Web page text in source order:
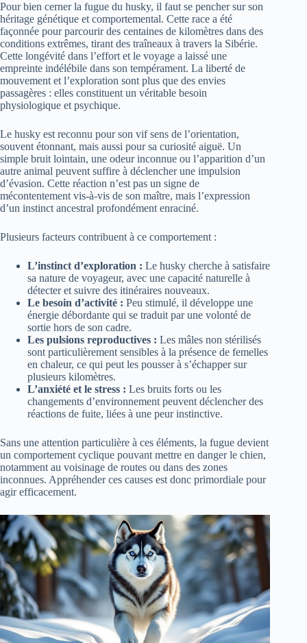
Pour bien cerner la fugue du husky, il faut se pencher sur son
héritage génétique et comportemental. Cette race a été
façonnée pour parcourir des centaines de kilomètres dans des
conditions extrêmes, tirant des traîneaux à travers la Sibérie.
Cette longévité dans l’effort et le voyage a laissé une
empreinte indélébile dans son tempérament. La liberté de
mouvement et l’exploration sont plus que des envies
passagères : elles constituent un véritable besoin
physiologique et psychique.
Le husky est reconnu pour son vif sens de l’orientation,
souvent étonnant, mais aussi pour sa curiosité aiguë. Un
simple bruit lointain, une odeur inconnue ou l’apparition d’un
autre animal peuvent suffire à déclencher une impulsion
d’évasion. Cette réaction n’est pas un signe de
mécontentement vis-à-vis de son maître, mais l’expression
d’un instinct ancestral profondément enraciné.
Plusieurs facteurs contribuent à ce comportement :
L’instinct d’exploration : Le husky cherche à satisfaire
sa nature de voyageur, avec une capacité naturelle à
détecter et suivre des itinéraires nouveaux.
Le besoin d’activité : Peu stimulé, il développe une
énergie débordante qui se traduit par une volonté de
sortie hors de son cadre.
Les pulsions reproductives : Les mâles non stérilisés
sont particulièrement sensibles à la présence de femelles
en chaleur, ce qui peut les pousser à s’échapper sur
plusieurs kilomètres.
L’anxiété et le stress : Les bruits forts ou les
changements d’environnement peuvent déclencher des
réactions de fuite, liées à une peur instinctive.
Sans une attention particulière à ces éléments, la fugue devient
un comportement cyclique pouvant mettre en danger le chien,
notamment au voisinage de routes ou dans des zones
inconnues. Appréhender ces causes est donc primordiale pour
agir efficacement.